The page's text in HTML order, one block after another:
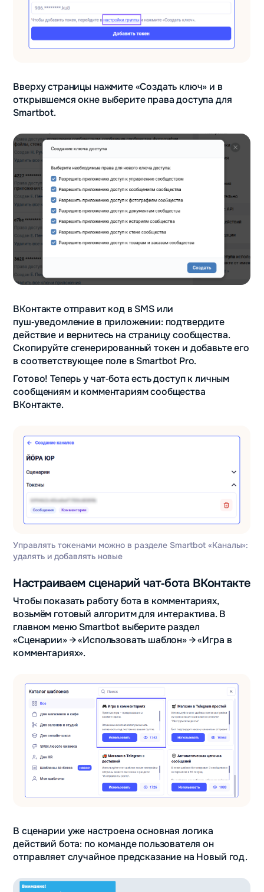
Вверху страницы нажмите «Создать ключ» и в
открывшемся окне выберите права доступа для
Smartbot.
ВКонтакте отправит код в SMS или
пуш‑уведомление в приложении: подтвердите
действие и вернитесь на страницу сообщества.
Скопируйте сгенерированный токен и добавьте его
в соответствующее поле в Smartbot Pro.
Готово! Теперь у чат‑бота есть доступ к личным
сообщениям и комментариям сообщества
ВКонтакте.
Управлять токенами можно в разделе Smartbot «Каналы»:
удалять и добавлять новые
Настраиваем сценарий чат‑бота ВКонтакте
Чтобы показать работу бота в комментариях,
возьмём готовый алгоритм для интерактива. В
главном меню Smartbot выберите раздел
«Сценарии» → «Использовать шаблон» → «Игра в
комментариях».
В сценарии уже настроена основная логика
действий бота: по команде пользователя он
отправляет случайное предсказание на Новый год.